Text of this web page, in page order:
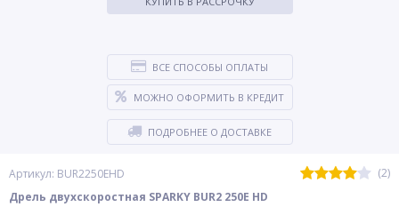
Артикул: BUR2250EHD
(2)
Дрель двухскоростная SPARKY BUR2 250E HD
ВСЕ СПОСОБЫ ОПЛАТЫ
МОЖНО ОФОРМИТЬ В КРЕДИТ
ПОДРОБНЕЕ О ДОСТАВКЕ